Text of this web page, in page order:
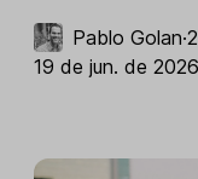
Pablo Golan·
19 de jun. de 2026